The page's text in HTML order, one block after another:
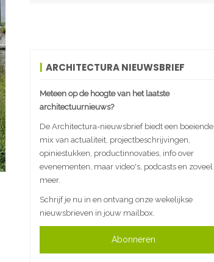
ARCHITECTURA NIEUWSBRIEF
Meteen op de hoogte van het laatste
architectuurnieuws?
De Architectura-nieuwsbrief biedt een boeiende
mix van actualiteit, projectbeschrijvingen,
opiniestukken, productinnovaties, info over
evenementen, maar video's, podcasts en zoveel
meer.
Schrijf je nu in en ontvang onze wekelijkse
nieuwsbrieven in jouw mailbox.
Abonneren